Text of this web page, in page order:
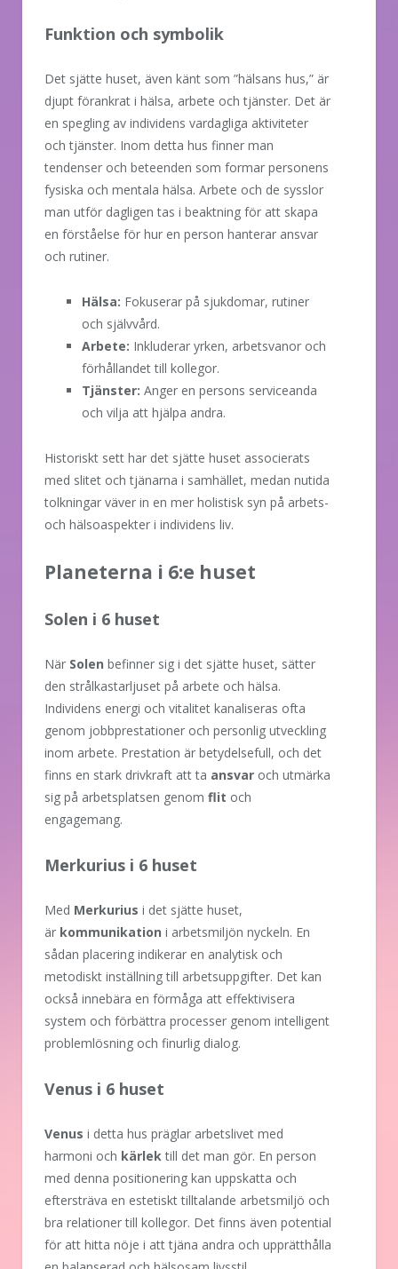
Funktion och symbolik
Det sjätte huset, även känt som ”hälsans hus,” är
djupt förankrat i hälsa, arbete och tjänster. Det är
en spegling av individens vardagliga aktiviteter
och tjänster. Inom detta hus finner man
tendenser och beteenden som formar personens
fysiska och mentala hälsa. Arbete och de sysslor
man utför dagligen tas i beaktning för att skapa
en förståelse för hur en person hanterar ansvar
och rutiner.
Hälsa: Fokuserar på sjukdomar, rutiner
och självvård.
Arbete: Inkluderar yrken, arbetsvanor och
förhållandet till kollegor.
Tjänster: Anger en persons serviceanda
och vilja att hjälpa andra.
Historiskt sett har det sjätte huset associerats
med slitet och tjänarna i samhället, medan nutida
tolkningar väver in en mer holistisk syn på arbets-
och hälsoaspekter i individens liv.
Planeterna i 6:e huset
Solen i 6 huset
När Solen befinner sig i det sjätte huset, sätter
den strålkastarljuset på arbete och hälsa.
Individens energi och vitalitet kanaliseras ofta
genom jobbprestationer och personlig utveckling
inom arbete. Prestation är betydelsefull, och det
finns en stark drivkraft att ta ansvar och utmärka
sig på arbetsplatsen genom flit och
engagemang.
Merkurius i 6 huset
Med Merkurius i det sjätte huset,
är kommunikation i arbetsmiljön nyckeln. En
sådan placering indikerar en analytisk och
metodiskt inställning till arbetsuppgifter. Det kan
också innebära en förmåga att effektivisera
system och förbättra processer genom intelligent
problemlösning och finurlig dialog.
Venus i 6 huset
Venus i detta hus präglar arbetslivet med
harmoni och kärlek till det man gör. En person
med denna positionering kan uppskatta och
eftersträva en estetiskt tilltalande arbetsmiljö och
bra relationer till kollegor. Det finns även potential
för att hitta nöje i att tjäna andra och upprätthålla